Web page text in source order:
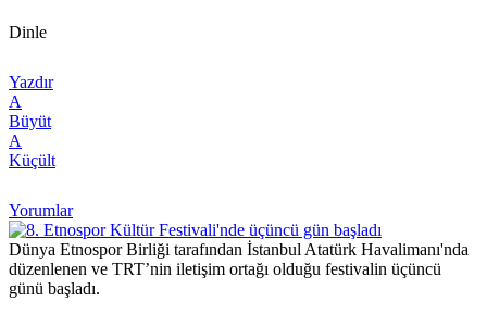
Dinle
Yazdır
A
Büyüt
A
Küçült
Yorumlar
Dünya Etnospor Birliği tarafından İstanbul Atatürk Havalimanı'nda
düzenlenen ve TRT’nin iletişim ortağı olduğu festivalin üçüncü
günü başladı.